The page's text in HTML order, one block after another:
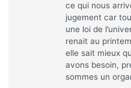
ce qui nous
jugement car
une loi de
renait au
elle sait mieux
avons besoin,
sommes un